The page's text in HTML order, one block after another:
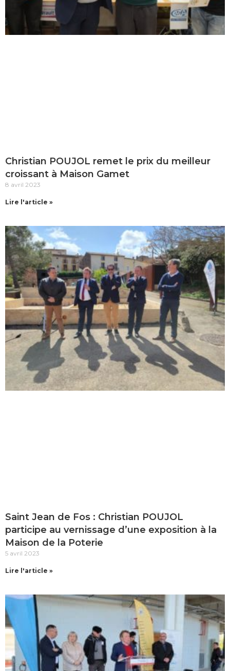
Christian POUJOL remet le prix du meilleur
croissant à Maison Gamet
8 avril 2023
Lire l'article »
Saint Jean de Fos : Christian POUJOL
participe au vernissage d’une exposition à la
Maison de la Poterie
5 avril 2023
Lire l'article »